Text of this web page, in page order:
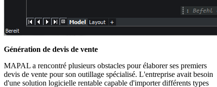
Génération de devis de vente
MAPAL a rencontré plusieurs obstacles pour élaborer ses premiers
devis de vente pour son outillage spécialisé. L'entreprise avait besoin
d'une solution logicielle rentable capable d'importer différents types